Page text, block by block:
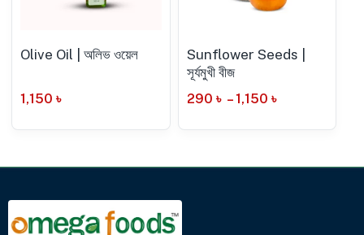
Olive Oil | অলিভ ওয়েল
1,150 ৳
Sunflower Seeds |
সূর্যমুখী বীজ
290 ৳ – 1,150 ৳